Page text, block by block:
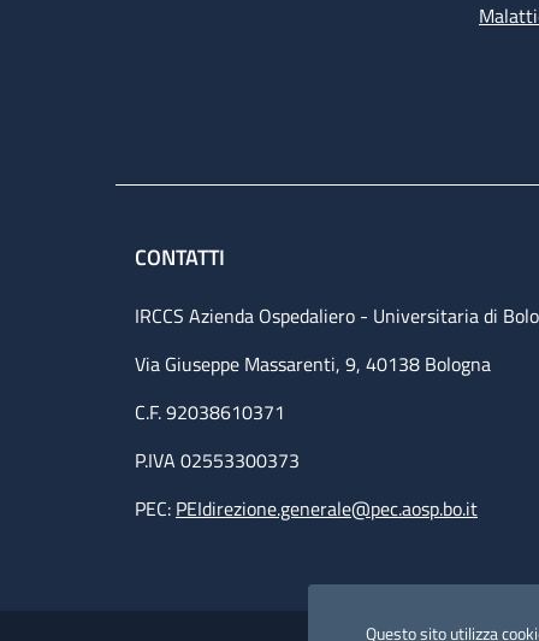
Questo sito utilizza
CONTATTI
IRCCS Azienda Ospedaliero - Universitaria di
Via Giuseppe Massarenti, 9, 40138 Bologna
C.F. 92038610371
P.IVA 02553300373
PEC: PEIdirezione.generale@pec.aosp.bo.it